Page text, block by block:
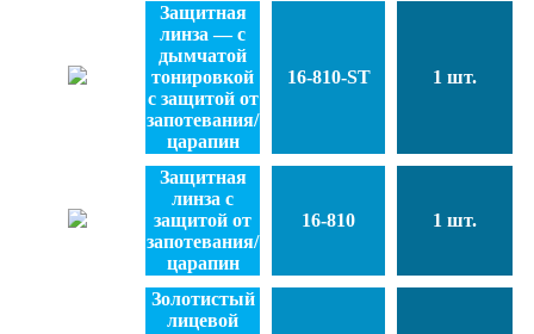
Защитная
линза — с
дымчатой
тонировкой
с защитой от
запотевания/
царапин
16-810-ST 1 шт.
Защитная
линза с
защитой от
запотевания/
царапин
16-810 1 шт.
Золотистый
лицевой